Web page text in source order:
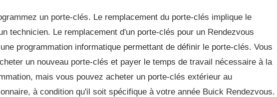
un porte-clés. Le remplacement du porte-clés implique le
technicien. Le remplacement d'un porte-clés pour un Rendezvous
programmation informatique permettant de définir le porte-clés. Vous
un nouveau porte-clés et payer le temps de travail nécessaire à la
mais vous pouvez acheter un porte-clés extérieur au
à condition qu'il soit spécifique à votre année Buick Rendezvous.